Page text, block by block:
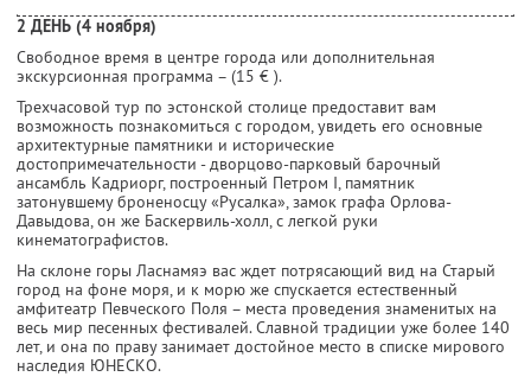
2 ДЕНЬ (4 ноября)
Свободное время в центре города или дополнительная
экскурсионная программа – (15 € ).
Трехчасовой тур по эстонской столице предоставит вам
возможность познакомиться с городом, увидеть его основные
архитектурные памятники и исторические
достопримечательности - дворцово-парковый барочный
ансамбль Кадриорг, построенный Петром I, памятник
затонувшему броненосцу «Русалка», замок графа Орлова-
Давыдова, он же Баскервиль-холл, с легкой руки
кинематографистов.
На склоне горы Ласнамяэ вас ждет потрясающий вид на Старый
город на фоне моря, и к морю же спускается естественный
амфитеатр Певческого Поля – места проведения знаменитых на
весь мир песенных фестивалей. Славной традиции уже более 140
лет, и она по праву занимает достойное место в списке мирового
наследия ЮНЕСКО.